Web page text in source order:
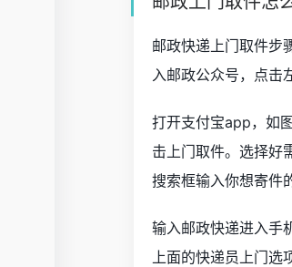
邮政快递上门取件步
入邮政公众号，点击
打开支付宝app，如
击上门取件。选择好
搜索框输入你想寄件
输入邮政快递进入手
上面的快递员上门选